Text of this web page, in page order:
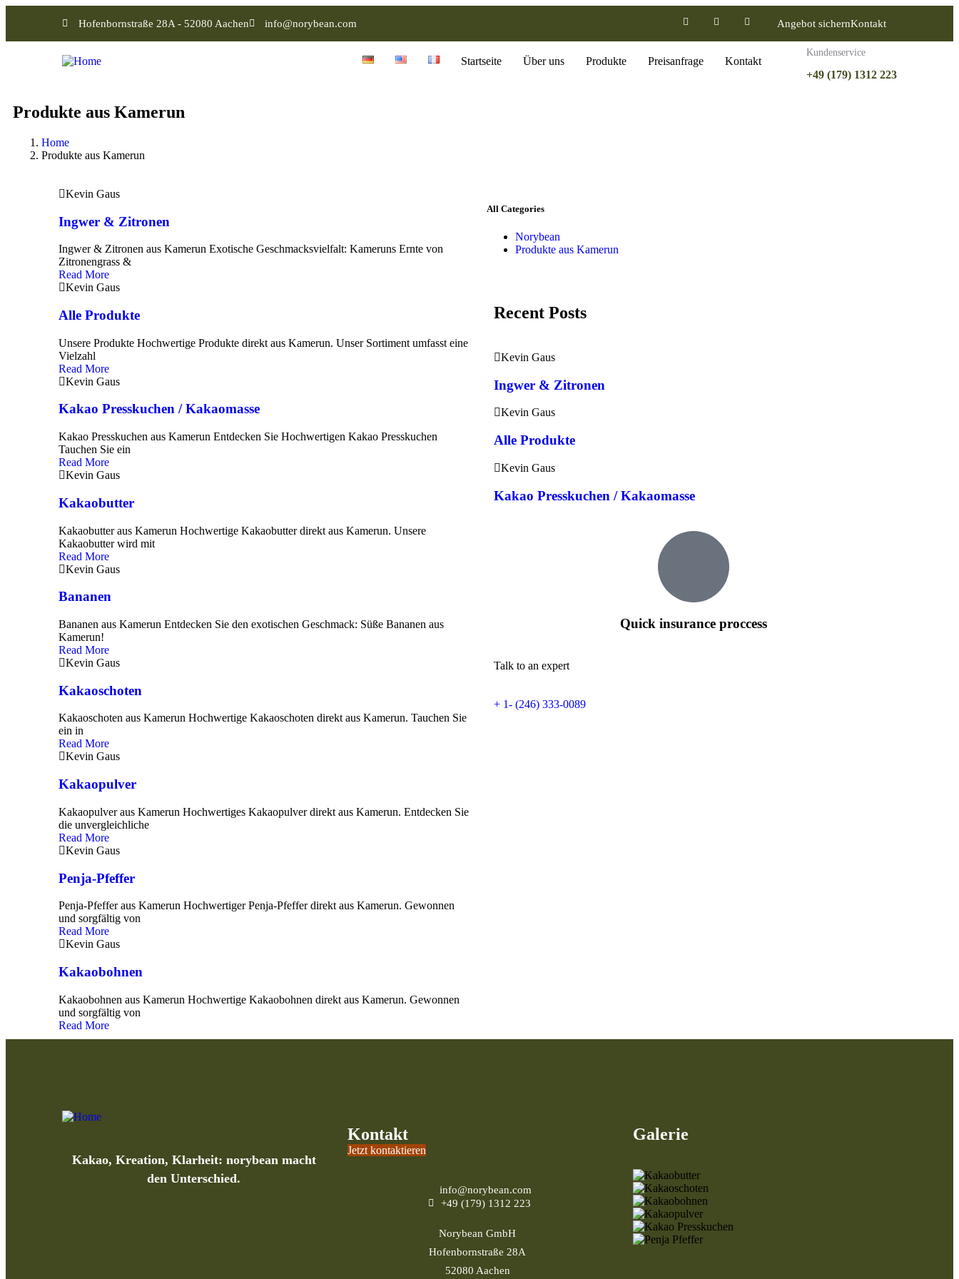
Hofenbornstraße 28A - 52080 Aachen info@norybean.com Angebot sichernKontakt
Startseite Über uns Produkte Preisanfrage Kontakt
Kundenservice
+49 (179) 1312 223
Produkte aus Kamerun
Home
Produkte aus Kamerun
Kevin Gaus
Ingwer & Zitronen
Ingwer & Zitronen aus Kamerun Exotische Geschmacksvielfalt: Kameruns Ernte von
Zitronengrass &
Read More
Kevin Gaus
Alle Produkte
Unsere Produkte Hochwertige Produkte direkt aus Kamerun. Unser Sortiment umfasst eine
Vielzahl
Read More
Kevin Gaus
Kakao Presskuchen / Kakaomasse
Kakao Presskuchen aus Kamerun Entdecken Sie Hochwertigen Kakao Presskuchen
Tauchen Sie ein
Read More
Kevin Gaus
Kakaobutter
Kakaobutter aus Kamerun Hochwertige Kakaobutter direkt aus Kamerun. Unsere
Kakaobutter wird mit
Read More
Kevin Gaus
Bananen
Bananen aus Kamerun Entdecken Sie den exotischen Geschmack: Süße Bananen aus
Kamerun!
Read More
Kevin Gaus
Kakaoschoten
Kakaoschoten aus Kamerun Hochwertige Kakaoschoten direkt aus Kamerun. Tauchen Sie
ein in
Read More
Kevin Gaus
Kakaopulver
Kakaopulver aus Kamerun Hochwertiges Kakaopulver direkt aus Kamerun. Entdecken Sie
die unvergleichliche
Read More
Kevin Gaus
Penja-Pfeffer
Penja-Pfeffer aus Kamerun Hochwertiger Penja-Pfeffer direkt aus Kamerun. Gewonnen
und sorgfältig von
Read More
Kevin Gaus
Kakaobohnen
Kakaobohnen aus Kamerun Hochwertige Kakaobohnen direkt aus Kamerun. Gewonnen
und sorgfältig von
Read More
All Categories
Norybean
Produkte aus Kamerun
Recent Posts
Kevin Gaus
Ingwer & Zitronen
Kevin Gaus
Alle Produkte
Kevin Gaus
Kakao Presskuchen / Kakaomasse
Quick insurance proccess
Talk to an expert
+ 1- (246) 333-0089
Kakao, Kreation, Klarheit: norybean macht
den Unterschied.
Kontakt
Jetzt kontaktieren
info@norybean.com
+49 (179) 1312 223
Norybean GmbH
Hofenbornstraße 28A
52080 Aachen
Galerie